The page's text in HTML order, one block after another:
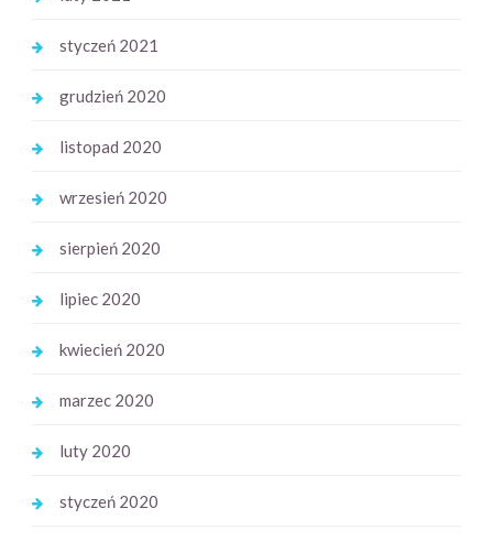
styczeń 2021
grudzień 2020
listopad 2020
wrzesień 2020
sierpień 2020
lipiec 2020
kwiecień 2020
marzec 2020
luty 2020
styczeń 2020